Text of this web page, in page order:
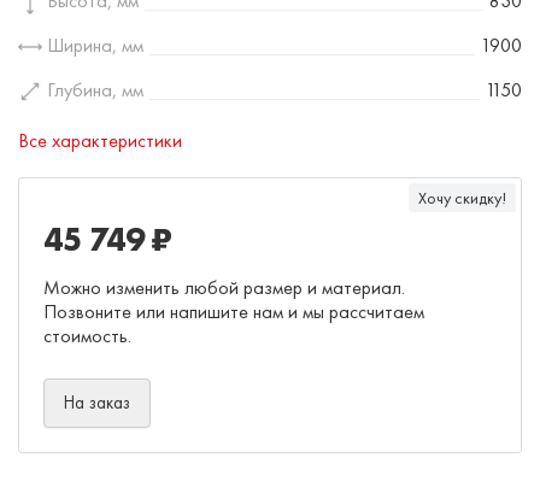
Ширина, мм
1900
Глубина, мм
1150
Все характеристики
Хочу скидку!
45 749 ₽
Можно изменить любой размер и материал.
Позвоните или напишите нам и мы рассчитаем
стоимость.
На заказ